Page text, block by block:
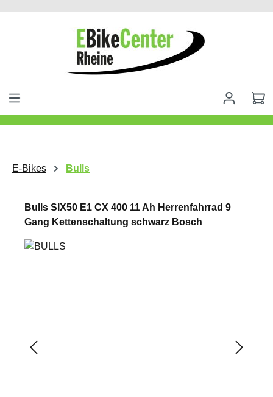
springen
E-Bikes Bulls
Bulls SIX50 E1 CX 400 11 Ah Herrenfahrrad 9
Gang Kettenschaltung schwarz Bosch